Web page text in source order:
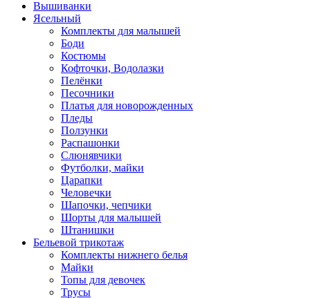
Вышиванки
Ясельный
Комплекты для малышей
Боди
Костюмы
Кофточки, Водолазки
Пелёнки
Песочники
Платья для новорожденных
Пледы
Ползунки
Распашонки
Слюнявчики
Футболки, майки
Царапки
Человечки
Шапочки, чепчики
Шорты для малышей
Штанишки
Бельевой трикотаж
Комплекты нижнего белья
Майки
Топы для девочек
Трусы